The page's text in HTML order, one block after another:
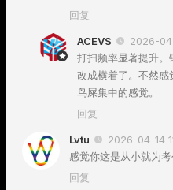
回复
ACEVS
2026-
打扫频率显著提升。
改成横着了。不然感
鸟屎集中的感觉。
回复
Lvtu
2026-04-14
感觉你这是从小就为
回复